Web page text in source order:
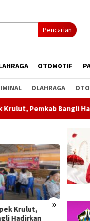
Pencarian
OTOMOTIF
OLAHRAGA
Pengobatan
»
Kontingen ke
Tangan Junior